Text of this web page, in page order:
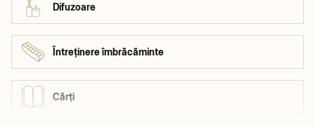
Difuzoare
Întreținere îmbrăcăminte
Cărți